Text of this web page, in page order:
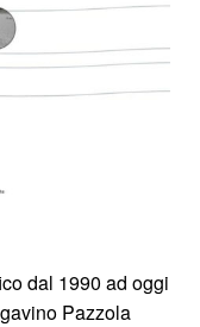
dal 1990 ad oggi
Pazzola